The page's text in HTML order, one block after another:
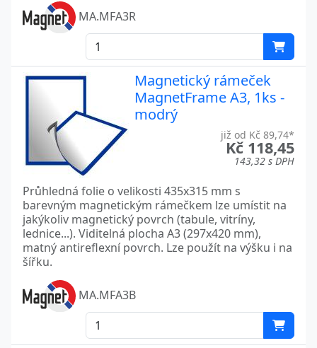
MA.MFA3R
Magnetický rámeček
MagnetFrame A3, 1ks -
modrý
již od Kč 89,74*
Kč 118,45
143,32 s DPH
Průhledná folie o velikosti 435x315 mm s
barevným magnetickým rámečkem lze umístit na
jakýkoliv magnetický povrch (tabule, vitríny,
lednice...). Viditelná plocha A3 (297x420 mm),
matný antireflexní povrch. Lze použít na výšku i na
šířku.
MA.MFA3B